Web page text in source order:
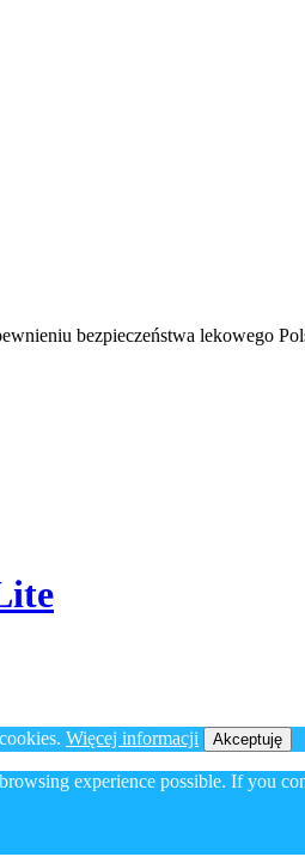
apteki otwarte
bezpieczeństwa lekowego
Więcej informacji Akceptuję
experience possible. If you